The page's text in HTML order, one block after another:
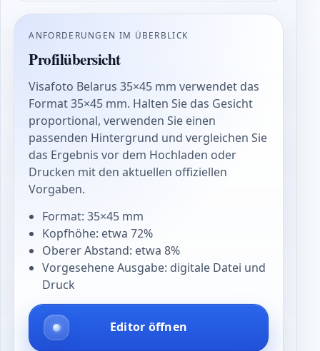
ANFORDERUNGEN IM ÜBERBLICK
Profilübersicht
Visafoto Belarus 35×45 mm verwendet das
Format 35×45 mm. Halten Sie das Gesicht
proportional, verwenden Sie einen
passenden Hintergrund und vergleichen Sie
das Ergebnis vor dem Hochladen oder
Drucken mit den aktuellen offiziellen
Vorgaben.
Format: 35×45 mm
Kopfhöhe: etwa 72%
Oberer Abstand: etwa 8%
Vorgesehene Ausgabe: digitale Datei und
Druck
Editor öffnen